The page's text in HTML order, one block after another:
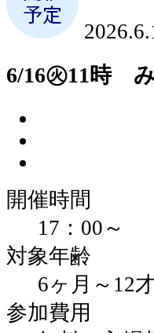
6/16㊋11時
開催時間
17：00～
対象年齢
6ヶ月～12
参加費用